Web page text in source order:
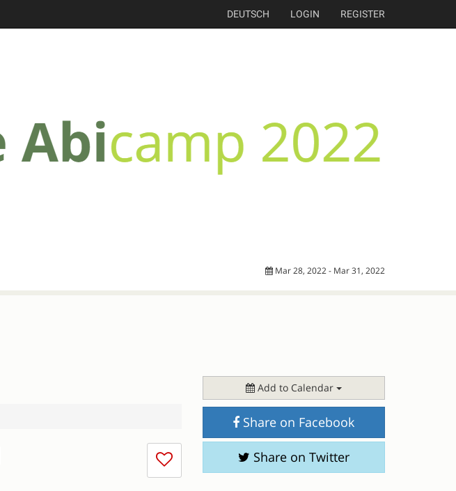
DEUTSCH LOGIN REGISTER
Mar 28, 2022 - Mar 31, 2022
I
don't
Add to Calendar
Share on Facebook
Share on Twitter